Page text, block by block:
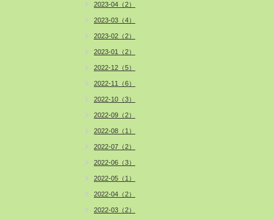
2023-04（2）
2023-03（4）
2023-02（2）
2023-01（2）
2022-12（5）
2022-11（6）
2022-10（3）
2022-09（2）
2022-08（1）
2022-07（2）
2022-06（3）
2022-05（1）
2022-04（2）
2022-03（2）